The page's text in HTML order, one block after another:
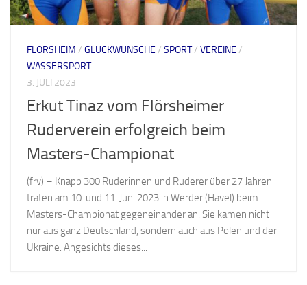
FLÖRSHEIM / GLÜCKWÜNSCHE / SPORT/ VEREINE /
WASSERSPORT
3. JULI 2023
Erkut Tinaz vom Flörsheimer
Ruderverein erfolgreich beim
Masters-Championat
(frv) – Knapp 300 Ruderinnen und Ruderer über 27 Jahren
traten am 10. und 11. Juni 2023 in Werder (Havel) beim
Masters-Championat gegeneinander an. Sie kamen nicht
nur aus ganz Deutschland, sondern auch aus Polen und der
Ukraine. Angesichts dieses...